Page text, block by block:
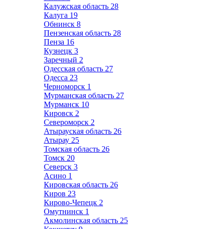
Калужская область 28
Калуга 19
Обнинск 8
Пензенская область 28
Пенза 16
Кузнецк 3
Заречный 2
Одесская область 27
Одесса 23
Черноморск 1
Мурманская область 27
Мурманск 10
Кировск 2
Североморск 2
Атырауская область 26
Атырау 25
Томская область 26
Томск 20
Северск 3
Асино 1
Кировская область 26
Киров 23
Кирово-Чепецк 2
Омутнинск 1
Акмолинская область 25